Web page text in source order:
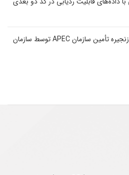
تسهیل اجرای طرح آزمایشی زنجیره تأمین سازمان APEC توسط سازمان